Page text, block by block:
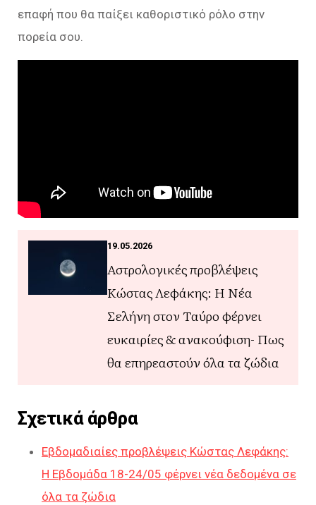
επαφή που θα παίξει καθοριστικό ρόλο στην
πορεία σου.
19.05.2026
Αστρολογικές προβλέψεις
Κώστας Λεφάκης: Η Νέα
Σελήνη στον Ταύρο φέρνει
ευκαιρίες & ανακούφιση- Πως
θα επηρεαστούν όλα τα ζώδια
Σχετικά άρθρα
Εβδομαδιαίες προβλέψεις Κώστας Λεφάκης:
Η Εβδομάδα 18-24/05 φέρνει νέα δεδομένα σε
όλα τα ζώδια